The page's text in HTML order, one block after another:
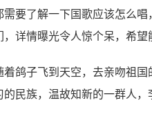
要了解一下国歌应该怎么
详情曝光令人惊个呆，希望
鸽子飞到天空，去亲吻祖国
民族，温故知新的一群人